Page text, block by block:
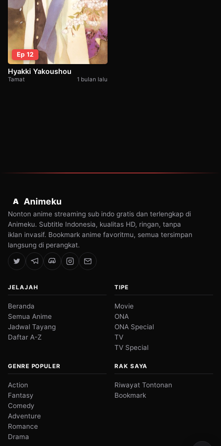
Ep 12
Hyakki Yakoushou
Tamat 1 bulan lalu
A Animeku
Nonton anime streaming sub indo gratis dan terlengkap di
Animeku. Subtitle Indonesia, kualitas HD, ringan, tanpa
iklan invasif. Bookmark anime favoritmu, semua tersimpan
langsung di perangkat.
JELAJAH
Beranda
Semua Anime
Jadwal Tayang
Daftar A-Z
TIPE
Movie
ONA
ONA Special
TV
TV Special
GENRE POPULER
Action
Fantasy
Comedy
Adventure
Romance
Drama
RAK SAYA
Riwayat Tontonan
Bookmark